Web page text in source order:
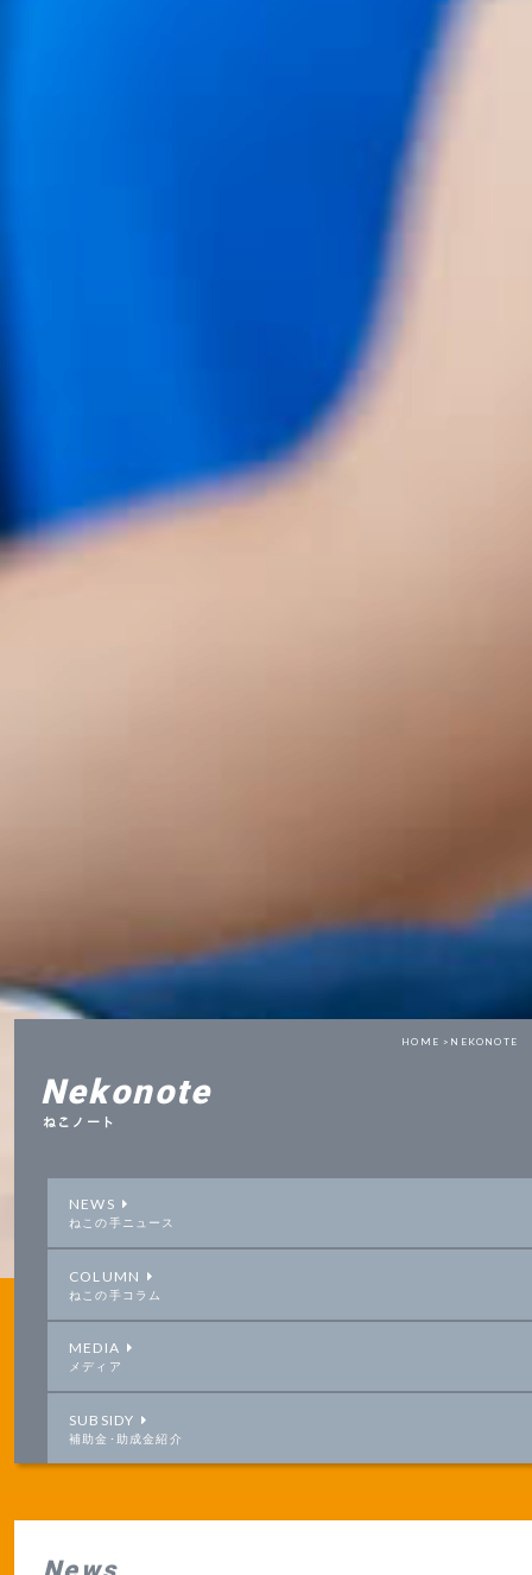
HOME > NEKONOTE
Nekonote
ねこノート
NEWS
ねこの手ニュース
COLUMN
ねこの手コラム
MEDIA
メディア
SUBSIDY
補助金･助成金紹介